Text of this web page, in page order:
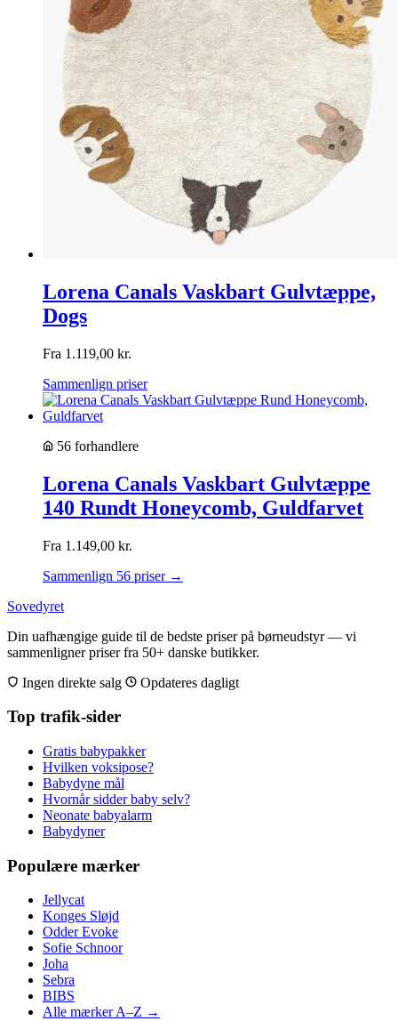
Lorena Canals Vaskbart Gulvtæppe,
Dogs
Fra 1.119,00 kr.
Sammenlign priser
56 forhandlere
Lorena Canals Vaskbart Gulvtæppe
140 Rundt Honeycomb, Guldfarvet
Fra 1.149,00 kr.
Sammenlign 56 priser →
Sovedyret
Din uafhængige guide til de bedste priser på børneudstyr — vi
sammenligner priser fra 50+ danske butikker.
Ingen direkte salg
Opdateres dagligt
Top trafik-sider
Gratis babypakker
Hvilken voksipose?
Babydyne mål
Hvornår sidder baby selv?
Neonate babyalarm
Babydyner
Populære mærker
Jellycat
Konges Sløjd
Odder Evoke
Sofie Schnoor
Joha
Sebra
BIBS
Alle mærker A–Z →